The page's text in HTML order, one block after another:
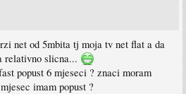
net od 5mbita tj moja tv net flat a da
relativno slicna...
popust 6 mjeseci ? znaci moram
imam popust ?